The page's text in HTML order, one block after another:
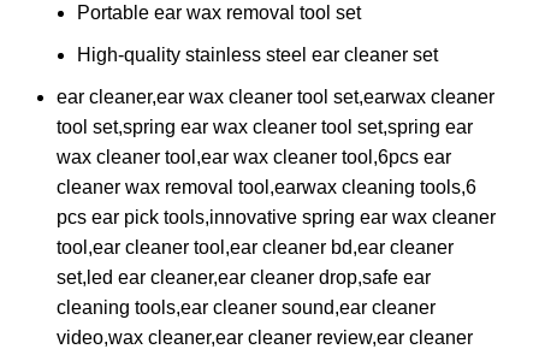
Portable ear wax removal tool set
High-quality stainless steel ear cleaner set
ear cleaner,ear wax cleaner tool set,earwax cleaner
tool set,spring ear wax cleaner tool set,spring ear
wax cleaner tool,ear wax cleaner tool,6pcs ear
cleaner wax removal tool,earwax cleaning tools,6
pcs ear pick tools,innovative spring ear wax cleaner
tool,ear cleaner tool,ear cleaner bd,ear cleaner
set,led ear cleaner,ear cleaner drop,safe ear
cleaning tools,ear cleaner sound,ear cleaner
video,wax cleaner,ear cleaner review,ear cleaner